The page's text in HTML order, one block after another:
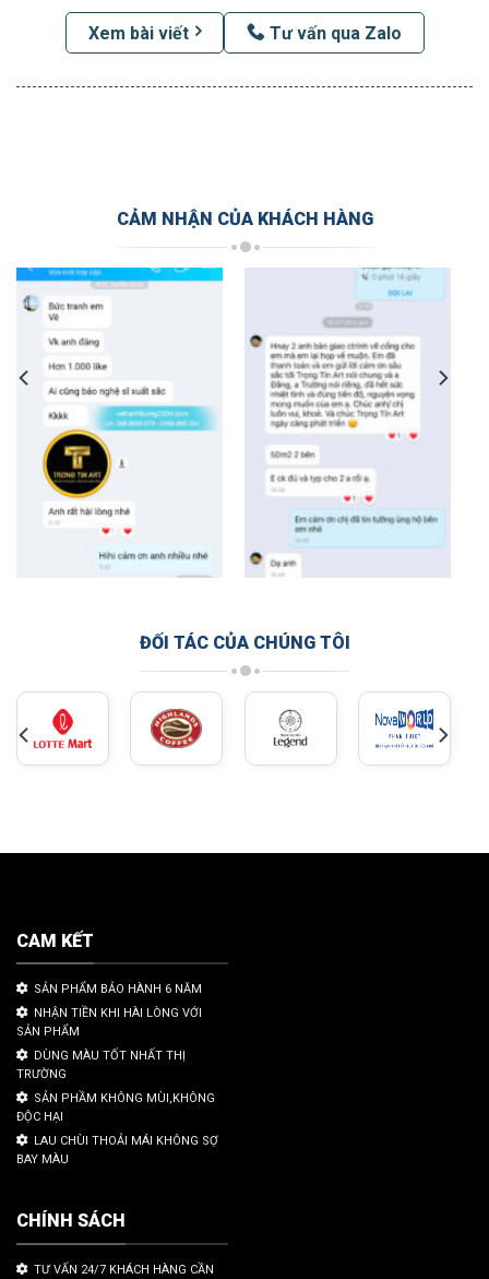
Xem bài viết Tư vấn qua Zalo
CẢM NHẬN CỦA KHÁCH HÀNG
ĐỐI TÁC CỦA CHÚNG TÔI
CAM KẾT
SẢN PHẨM BẢO HÀNH 6 NĂM
NHẬN TIỀN KHI HÀI LÒNG VỚI
SẢN PHẨM
DÙNG MÀU TỐT NHẤT THỊ
TRƯỜNG
SẢN PHẦM KHÔNG MÙI,KHÔNG
ĐỘC HẠI
LAU CHÙI THOẢI MÁI KHÔNG SỢ
BAY MÀU
CHÍNH SÁCH
TƯ VẤN 24/7 KHÁCH HÀNG CẦN